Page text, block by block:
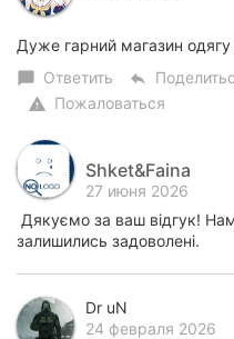
Дуже гарний магазин
chat_bubble Ответить reply
warning Пожаловаться
Shket&Faina
27 июня 2026
Дякуємо за ваш відгук!
залишились задоволені.
Dr uN
24 февраля 2026